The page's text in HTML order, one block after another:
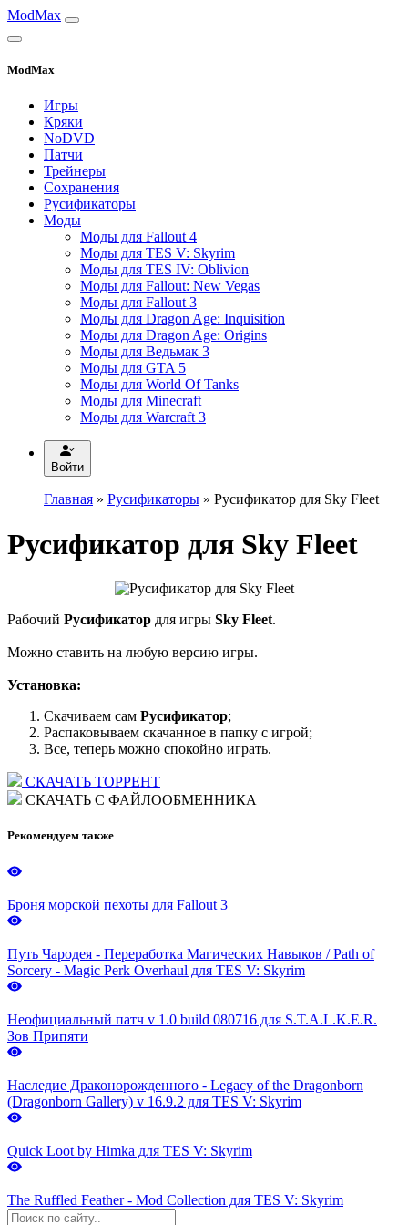
ModMax
ModMax
Игры
Кряки
NoDVD
Патчи
Трейнеры
Сохранения
Русификаторы
Моды
Моды для Fallout 4
Моды для TES V: Skyrim
Моды для TES IV: Oblivion
Моды для Fallout: New Vegas
Моды для Fallout 3
Моды для Dragon Age: Inquisition
Моды для Dragon Age: Origins
Моды для Ведьмак 3
Моды для GTA 5
Моды для World Of Tanks
Моды для Minecraft
Моды для Warcraft 3
Войти
Главная » Русификаторы » Русификатор для Sky Fleet
Русификатор для Sky Fleet
Рабочий Русификатор для игры Sky Fleet.
Можно ставить на любую версию игры.
Установка:
Скачиваем сам Русификатор;
Распаковываем скачанное в папку с игрой;
Все, теперь можно спокойно играть.
СКАЧАТЬ ТОРРЕНТ
СКАЧАТЬ С ФАЙЛООБМЕННИКА
Рекомендуем также
Броня морской пехоты для Fallout 3
Путь Чародея - Переработка Магических Навыков / Path of
Sorcery - Magic Perk Overhaul для TES V: Skyrim
Неофициальный патч v 1.0 build 080716 для S.T.A.L.K.E.R.
Зов Припяти
Наследие Драконорожденного - Legacy of the Dragonborn
(Dragonborn Gallery) v 16.9.2 для TES V: Skyrim
Quick Loot by Himka для TES V: Skyrim
The Ruffled Feather - Mod Collection для TES V: Skyrim